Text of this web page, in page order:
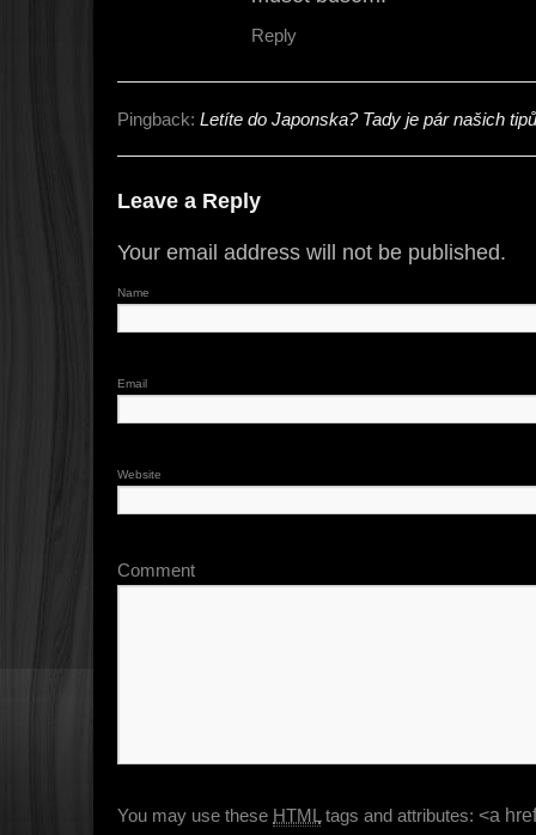
Reply
Pingback: Letíte do Japonska? Tady je pár našich
Leave a Reply
Your email address will not be published.
Name
Email
Website
Comment
You may use these HTML tags and attributes: <a